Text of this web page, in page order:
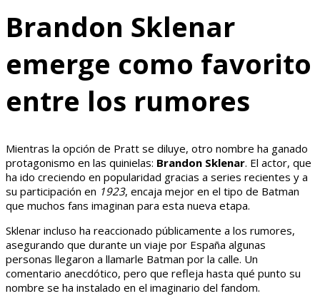
Brandon Sklenar
emerge como favorito
entre los rumores
Mientras la opción de Pratt se diluye, otro nombre ha ganado
protagonismo en las quinielas: Brandon Sklenar. El actor, que
ha ido creciendo en popularidad gracias a series recientes y a
su participación en 1923, encaja mejor en el tipo de Batman
que muchos fans imaginan para esta nueva etapa.
Sklenar incluso ha reaccionado públicamente a los rumores,
asegurando que durante un viaje por España algunas
personas llegaron a llamarle Batman por la calle. Un
comentario anecdótico, pero que refleja hasta qué punto su
nombre se ha instalado en el imaginario del fandom.